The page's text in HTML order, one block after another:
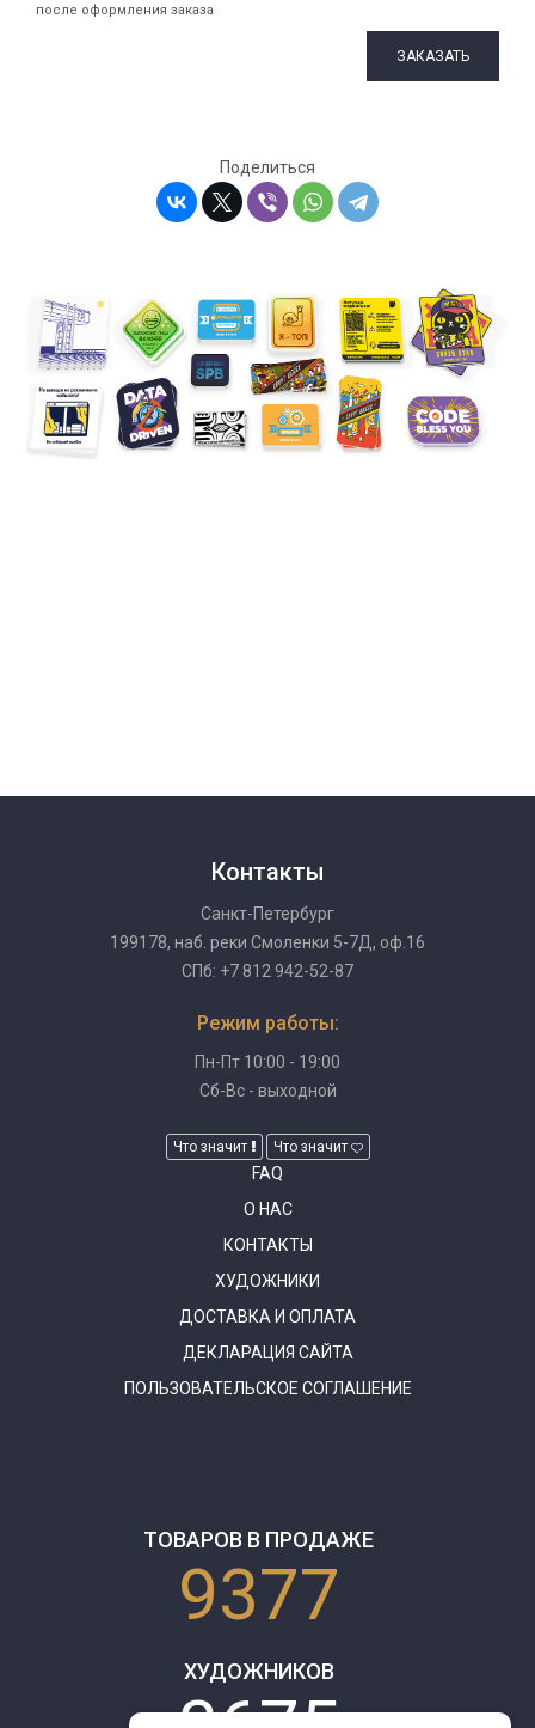
после оформления заказа
Поделиться
Контакты
Санкт-Петербург
199178, наб. реки Смоленки 5-7Д, оф.16
СПб: +7 812 942-52-87
Режим работы:
Пн-Пт 10:00 - 19:00
Сб-Вс - выходной
Что значит Что значит
FAQ
О НАС
КОНТАКТЫ
ХУДОЖНИКИ
ДОСТАВКА И ОПЛАТА
ДЕКЛАРАЦИЯ САЙТА
ПОЛЬЗОВАТЕЛЬСКОЕ СОГЛАШЕНИЕ
ТОВАРОВ В ПРОДАЖЕ
9377
ХУДОЖНИКОВ